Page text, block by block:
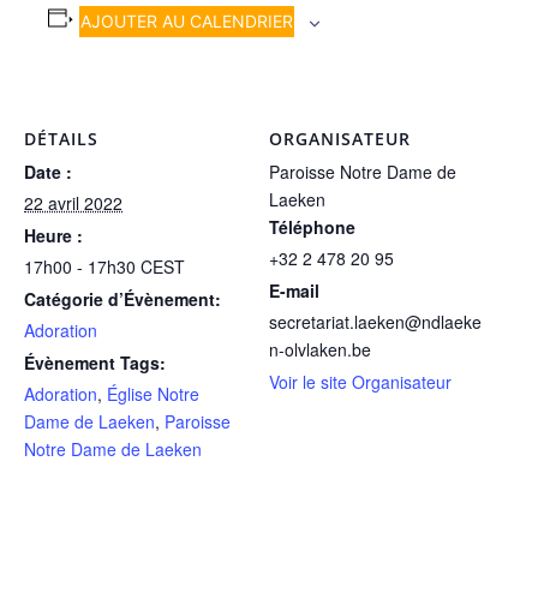
AJOUTER AU CALENDRIER
DÉTAILS
Date :
22 avril 2022
Heure :
17h00 - 17h30 CEST
Catégorie d’Évènement:
Adoration
Évènement Tags:
Adoration, Église Notre
Dame de Laeken, Paroisse
Notre Dame de Laeken
ORGANISATEUR
Paroisse Notre Dame de
Laeken
Téléphone
+32 2 478 20 95
E-mail
secretariat.laeken@ndlaeke
n-olvlaken.be
Voir le site Organisateur